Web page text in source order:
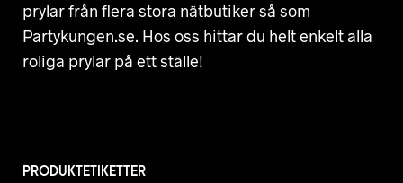
prylar från flera stora nätbutiker så som
Partykungen.se. Hos oss hittar du helt enkelt alla
roliga prylar på ett ställe!
PRODUKTETIKETTER